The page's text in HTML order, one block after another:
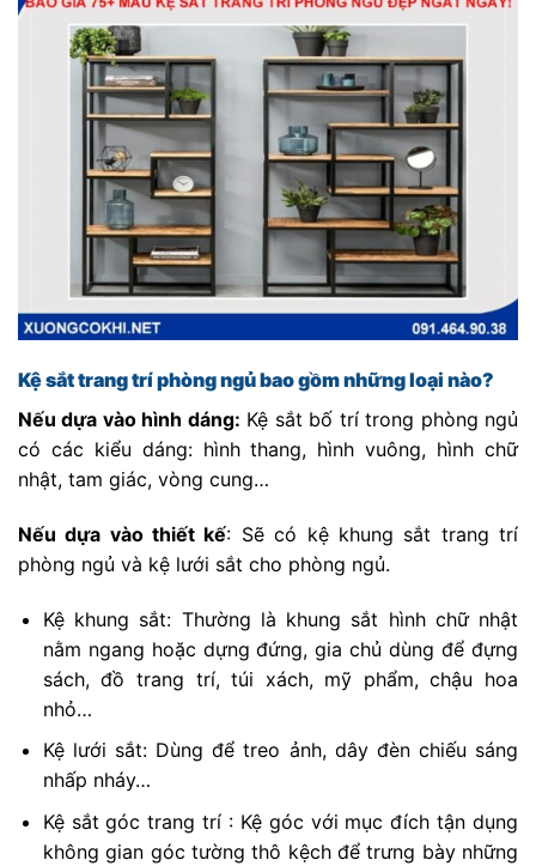
Kệ sắt trang trí phòng ngủ bao gồm những loại nào?
Nếu dựa vào hình dáng: Kệ sắt bố trí trong phòng ngủ
có các kiểu dáng: hình thang, hình vuông, hình chữ
nhật, tam giác, vòng cung…
Nếu dựa vào thiết kế: Sẽ có kệ khung sắt trang trí
phòng ngủ và kệ lưới sắt cho phòng ngủ.
Kệ khung sắt: Thường là khung sắt hình chữ nhật
nằm ngang hoặc dựng đứng, gia chủ dùng để đựng
sách, đồ trang trí, túi xách, mỹ phẩm, chậu hoa
nhỏ…
Kệ lưới sắt: Dùng để treo ảnh, dây đèn chiếu sáng
nhấp nháy…
Kệ sắt góc trang trí : Kệ góc với mục đích tận dụng
không gian góc tường thô kệch để trưng bày những